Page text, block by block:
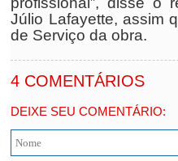
Júlio Lafayette, assim
de Serviço da obra.
4 COMENTÁRIOS
DEIXE SEU COMENTÁRIO: